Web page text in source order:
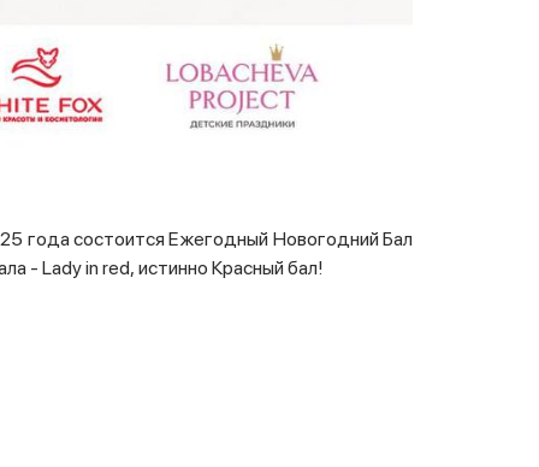
года состоится Ежегодный Новогодний Бал
- Lady in red, истинно Красный бал!